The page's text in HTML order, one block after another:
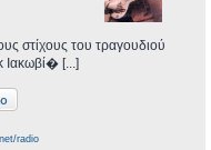
στίχους του τραγουδιού
Ιακωβί� [...]
radio